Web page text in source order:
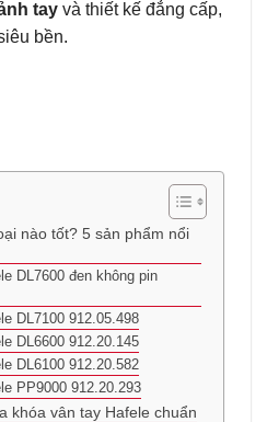
tayvà thiết kế đẳng cấp,
bền.
nào tốt? 5 sản phẩm nổi
DL7600 đen không pin
DL7100 912.05.498
DL6600 912.20.145
DL6100 912.20.582
PP9000 912.20.293
khóa vân tay Hafele chuẩn